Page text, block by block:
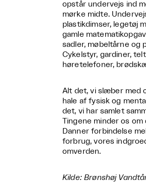
opstår undervejs ind
mørke midte.
plastikdimser, legetøj
gamle
sadler, møbeltårne og
Cykelstyr, gardiner,
høretelefoner,
Alt det, vi slæber med
hale af fysisk og
det, vi har samlet
Tingene minder os
Danner forbindelse
forbrug, vores
omverden.
Kilde: Brønshøj